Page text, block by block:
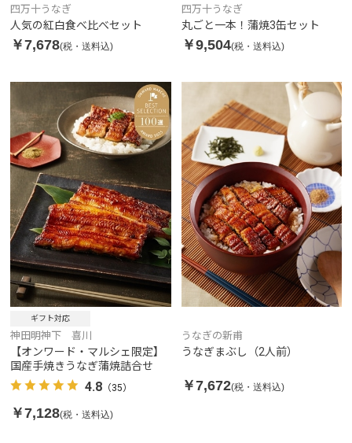
四万十うなぎ
人気の紅白食べ比べセット
￥7,678(税・送料込)
四万十うなぎ
丸ごと一本！蒲焼3缶セット
￥9,504(税・送料込)
ギフト対応
神田明神下 喜川
【オンワード・マルシェ限定】
国産手焼きうなぎ蒲焼詰合せ
4.8 （35）
￥7,128(税・送料込)
うなぎの新甫
うなぎまぶし（2人前）
￥7,672(税・送料込)